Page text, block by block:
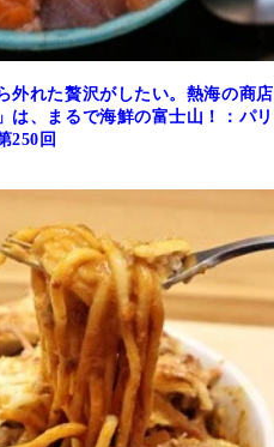
外れた贅沢がしたい。熱海の商店
は、まるで海鮮の富士山！：パリ
250回